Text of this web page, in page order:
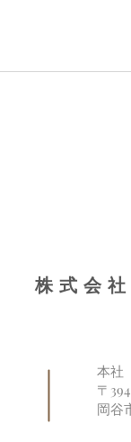
株式会
本社
〒
岡谷